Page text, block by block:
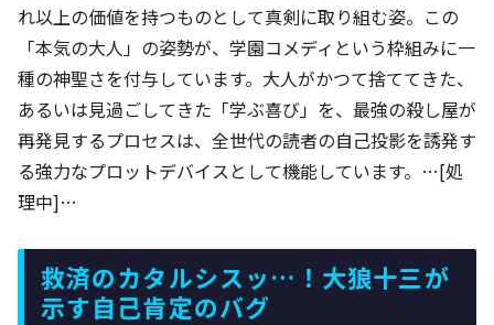
れ以上の価値を持つものとして真剣に取り組む姿。この
「本気の大人」の姿勢が、学園コメディという枠組みに一
種の神聖さを付与しています。大人がかつて捨ててきた、
あるいは見過ごしてきた「学ぶ喜び」を、最強の殺し屋が
再発見するプロセスは、全世代の読者の自己投影を誘発す
る強力なプロットデバイスとして機能しています。…[処
理中]…
救済のカタルシスッ…！大狼十三が
示す自己肯定のバグ